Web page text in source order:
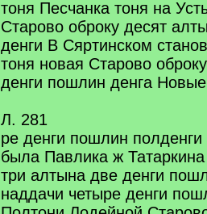
тоня Песчанка тоня на
Старово оброку десят
денги В Сяртинском
тоня новая Старово
денги пошлин денга
Л. 281
ре денги пошлин
была Павлика ж
три алтына две денги
наддачи четыре денги